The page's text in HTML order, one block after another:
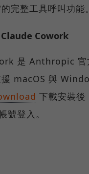
完整工具呼叫功能。
Claude Cowork
是 Anthropic 官
援 macOS 與
下載安裝後
號登入。